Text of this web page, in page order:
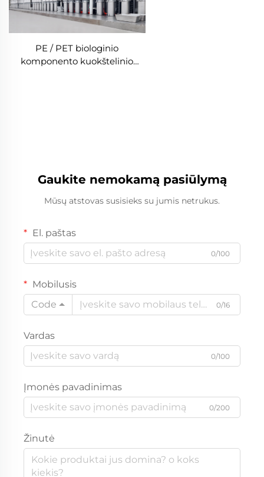
PE / PET biologinio
komponento kuokštelinio
Gaukite nemokamą pasiūlymą
Mūsų atstovas susisieks su jumis netrukus.
El. paštas
0/100
Mobilusis
Code
0/16
Vardas
0/100
Įmonės pavadinimas
0/200
Žinutė